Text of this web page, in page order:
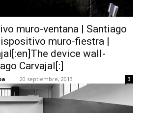
muro-ventana | Santiago
muro-fiestra |
device wall-
Carvajal[:]
- 20 septiembre, 2013 3